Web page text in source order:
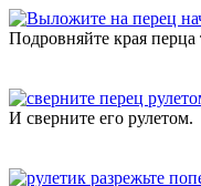
Подровняйте края
И сверните его рулетом.